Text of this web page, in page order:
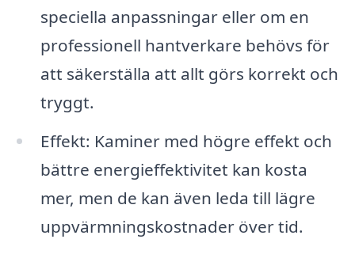
speciella anpassningar eller om en
professionell hantverkare behövs för
att säkerställa att allt görs korrekt och
tryggt.
Effekt: Kaminer med högre effekt och
bättre energieffektivitet kan kosta
mer, men de kan även leda till lägre
uppvärmningskostnader över tid.